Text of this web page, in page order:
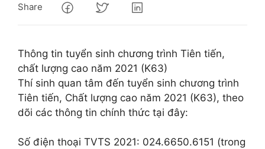
Share
Thông tin tuyển sinh chương trình Tiên tiến,
chất lượng cao năm 2021 (K63)
Thí sinh quan tâm đến tuyển sinh chương trình
Tiên tiến, Chất lượng cao năm 2021 (K63), theo
dõi các thông tin chính thức tại đây:
Số điện thoại TVTS 2021: 024.6650.6151 (trong